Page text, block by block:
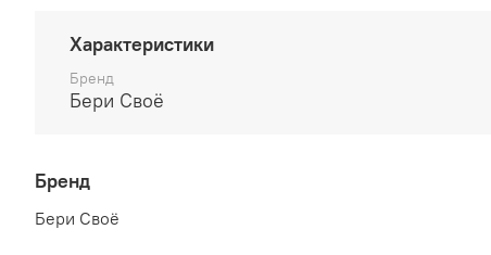
Характеристики
Бренд
Бери Своё
Бренд
Бери Своё